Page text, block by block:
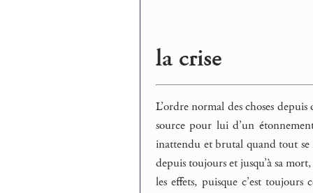
la crise
L’ordre normal des choses
source pour lui d’un
inattendu et brutal quand tout se
depuis toujours et jusqu’à sa
les effets, puisque c’est